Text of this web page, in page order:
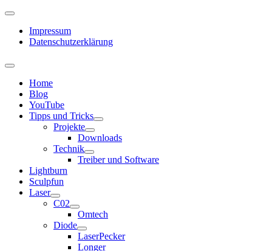
Impressum
Datenschutzerklärung
Home
Blog
YouTube
Tipps und Tricks
Projekte
Downloads
Technik
Treiber und Software
Lightburn
Sculpfun
Laser
C02
Omtech
Diode
LaserPecker
Longer